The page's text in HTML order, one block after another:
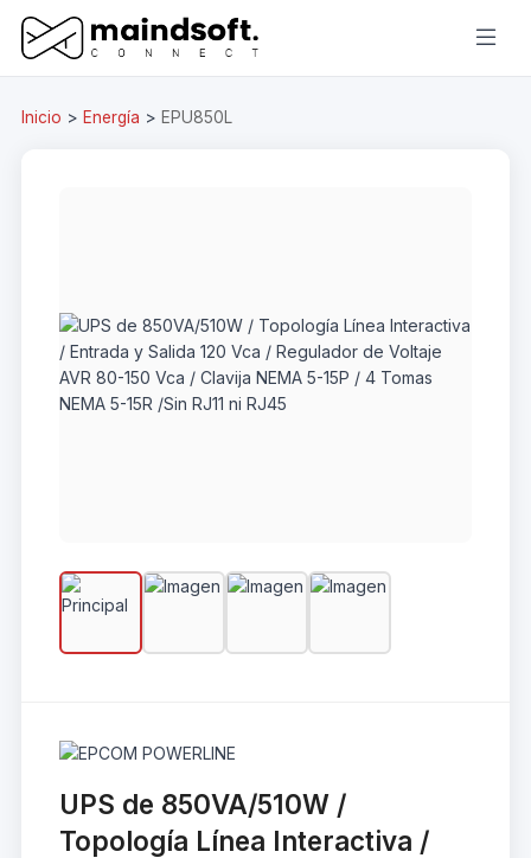
Inicio > Energía > EPU850L
UPS de 850VA/510W /
Topología Línea Interactiva /